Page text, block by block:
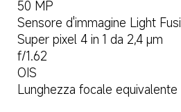
50 MP
Sensore d'immagine Light
Super pixel 4 in 1 da 2,4 μm
f/1.62
OIS
Lunghezza focale